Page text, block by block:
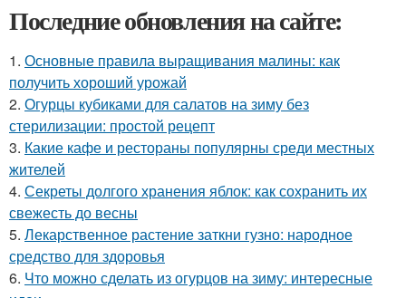
Последние обновления на сайте:
1. Основные правила выращивания малины: как
получить хороший урожай
2. Огурцы кубиками для салатов на зиму без
стерилизации: простой рецепт
3. Какие кафе и рестораны популярны среди местных
жителей
4. Секреты долгого хранения яблок: как сохранить их
свежесть до весны
5. Лекарственное растение заткни гузно: народное
средство для здоровья
6. Что можно сделать из огурцов на зиму: интересные